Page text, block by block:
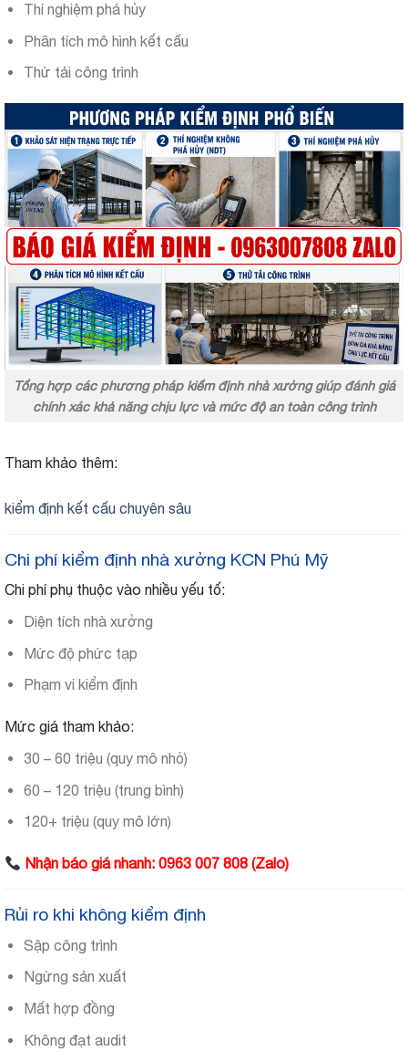
Thí nghiệm phá hủy
Phân tích mô hình kết cấu
Thử tải công trình
Tổng hợp các phương pháp kiểm định nhà xưởng giúp đánh giá
chính xác khả năng chịu lực và mức độ an toàn công trình
Tham khảo thêm:
kiểm định kết cấu chuyên sâu
Chi phí kiểm định nhà xưởng KCN Phú Mỹ
Chi phí phụ thuộc vào nhiều yếu tố:
Diện tích nhà xưởng
Mức độ phức tạp
Phạm vi kiểm định
Mức giá tham khảo:
30 – 60 triệu (quy mô nhỏ)
60 – 120 triệu (trung bình)
120+ triệu (quy mô lớn)
Nhận báo giá nhanh: 0963 007 808 (Zalo)
Rủi ro khi không kiểm định
Sập công trình
Ngừng sản xuất
Mất hợp đồng
Không đạt audit